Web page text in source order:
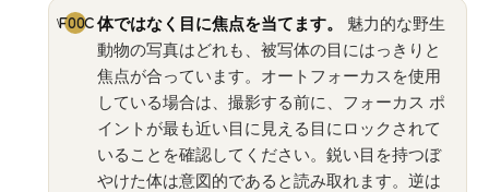
体ではなく目に焦点を当てます。
魅力的な野生
動物の写真はどれも、被写体の目にはっきりと
焦点が合っています。オートフォーカスを使用
している場合は、撮影する前に、フォーカス ポ
イントが最も近い目に見える目にロックされて
いることを確認してください。鋭い目を持つぼ
やけた体は意図的であると読み取れます。逆は